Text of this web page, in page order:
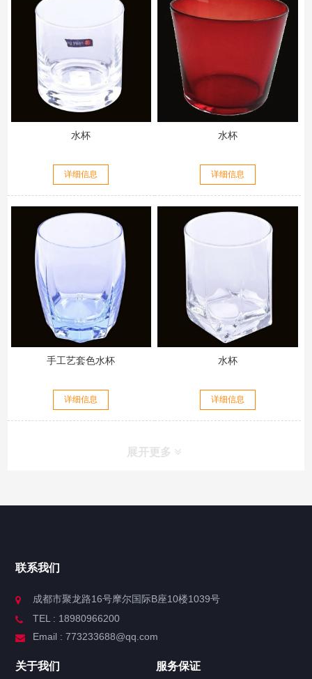
水杯
详细信息
水杯
详细信息
手工艺套色水杯
详细信息
水杯
详细信息
展开更多
联系我们
成都市聚龙路16号摩尔国际B座10楼1039号
TEL : 18980966200
Email : 773233688@qq.com
关于我们 服务保证